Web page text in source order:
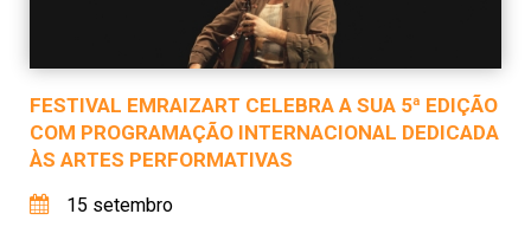
FESTIVAL EMRAIZART CELEBRA A SUA 5ª EDIÇÃO
COM PROGRAMAÇÃO INTERNACIONAL DEDICADA
ÀS ARTES PERFORMATIVAS
15 setembro